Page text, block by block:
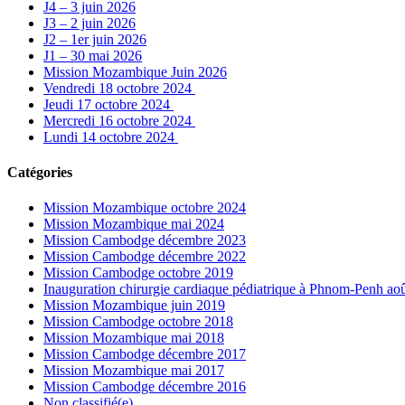
J4 – 3 juin 2026
J3 – 2 juin 2026
J2 – 1er juin 2026
J1 – 30 mai 2026
Mission Mozambique Juin 2026
Vendredi 18 octobre 2024
Jeudi 17 octobre 2024
Mercredi 16 octobre 2024
Lundi 14 octobre 2024
Catégories
Mission Mozambique octobre 2024
Mission Mozambique mai 2024
Mission Cambodge décembre 2023
Mission Cambodge décembre 2022
Mission Cambodge octobre 2019
Inauguration chirurgie cardiaque pédiatrique à Phnom-Penh
Mission Mozambique juin 2019
Mission Cambodge octobre 2018
Mission Mozambique mai 2018
Mission Cambodge décembre 2017
Mission Mozambique mai 2017
Mission Cambodge décembre 2016